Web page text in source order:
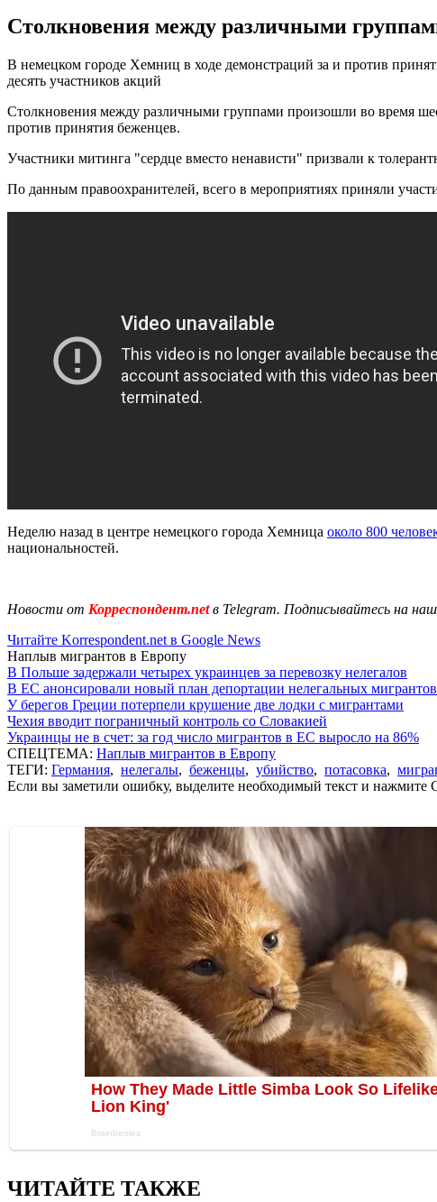
Столкновения между различными
В немецком городе Хемниц в ходе демонстраций за и против
десять участников акций
Столкновения между различными группами произошли во время
против принятия беженцев.
Участники митинга "сердце вместо ненависти" призвали к
По данным правоохранителей, всего в мероприятиях приняли
Неделю назад в центре немецкого города Хемница около 800
национальностей.
Новости от Корреспондент.netв Telegram. Подписывайтесь на
Читайте Korrespondent.net в Google News
Наплыв мигрантов в Европу
В Польше задержали четырех украинцев за перевозку нелегалов
В ЕС анонсировали новый план депортации нелегальных мигрантов
У берегов Греции потерпели крушение две лодки с мигрантами
Чехия вводит пограничный контроль со Словакией
Украинцы не в счет: за год число мигрантов в ЕС выросло на 86%
СПЕЦТЕМА: Наплыв мигрантов в Европу
ТЕГИ: Германия, нелегалы, беженцы, убийство, потасовка,
Если вы заметили ошибку, выделите необходимый текст и нажмите
ЧИТАЙТЕ ТАКЖЕ